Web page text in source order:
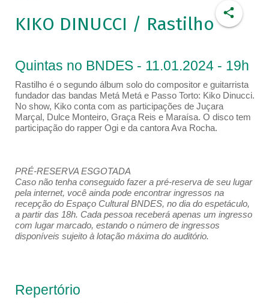
KIKO DINUCCI / Rastilho
Quintas no BNDES - 11.01.2024 - 19h
Rastilho é o segundo álbum solo do compositor e guitarrista
fundador das bandas Metá Metá e Passo Torto: Kiko Dinucci.
No show, Kiko conta com as participações de Juçara
Marçal, Dulce Monteiro, Graça Reis e Maraísa. O disco tem
participação do rapper Ogi e da cantora Ava Rocha.
PRÉ-RESERVA ESGOTADA
Caso não tenha conseguido fazer a pré-reserva de seu lugar
pela internet, você ainda pode encontrar ingressos na
recepção do Espaço Cultural BNDES, no dia do espetáculo,
a partir das 18h. Cada pessoa receberá apenas um ingresso
com lugar marcado, estando o número de ingressos
disponíveis sujeito à lotação máxima do auditório.
Repertório